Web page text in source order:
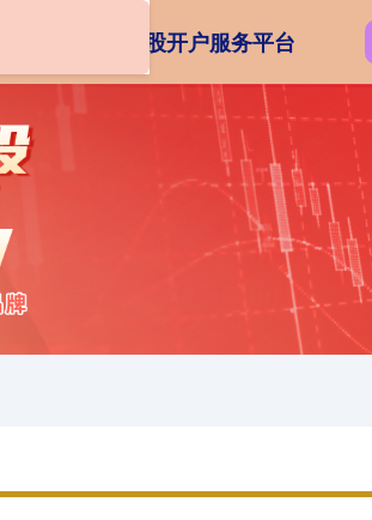
在线配资炒股开户服务平台